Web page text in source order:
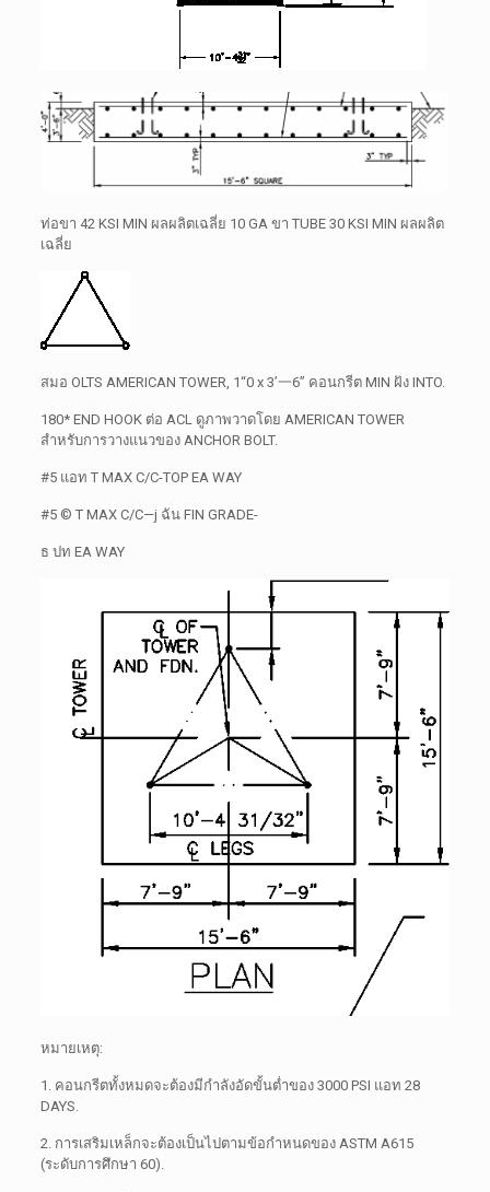
ท่อขา 42 KSI MIN ผลผลิตเฉลี่ย 10 GA ขา TUBE 30 KSI MIN ผลผลิต
เฉลี่ย
สมอ OLTS AMERICAN TOWER, 1“0 x 3’一6” คอนกรีต MIN ฝัง INTO.
180* END HOOK ต่อ ACL ดูภาพวาดโดย AMERICAN TOWER
สำหรับการวางแนวของ ANCHOR BOLT.
#5 แอท TMAX C/C-TOP EA WAY
#5 © TMAX C/C—j ฉันFIN GRADE-
ธ ปท EA WAY
หมายเหตุ:
1. คอนกรีตทั้งหมดจะต้องมีกำลังอัดขั้นต่ำของ 3000 PSI แอท 28
DAYS.
2. การเสริมเหล็กจะต้องเป็นไปตามข้อกำหนดของ ASTM A615
(ระดับการศึกษา 60).